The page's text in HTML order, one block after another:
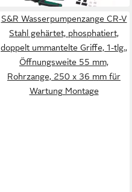
S&R Wasserpumpenzange CR-V
Stahl gehärtet, phosphatiert,
doppelt ummantelte Griffe, 1-tlg.,
Öffnungsweite 55 mm,
Rohrzange, 250 x 36 mm für
Wartung Montage